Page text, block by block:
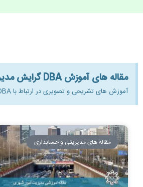
مقاله های آموزش DBA گرایش مدیریت شهری و شهرسازی رایگان:
آموزش های تشریحی و تصویری در ارتباط با DBA گرایش مدیریت شهری و شهرسازی به صورت رایگان برای علاقه مندان به آشنایی با این مبحث
مقاله های مدیریتی و حسابداری